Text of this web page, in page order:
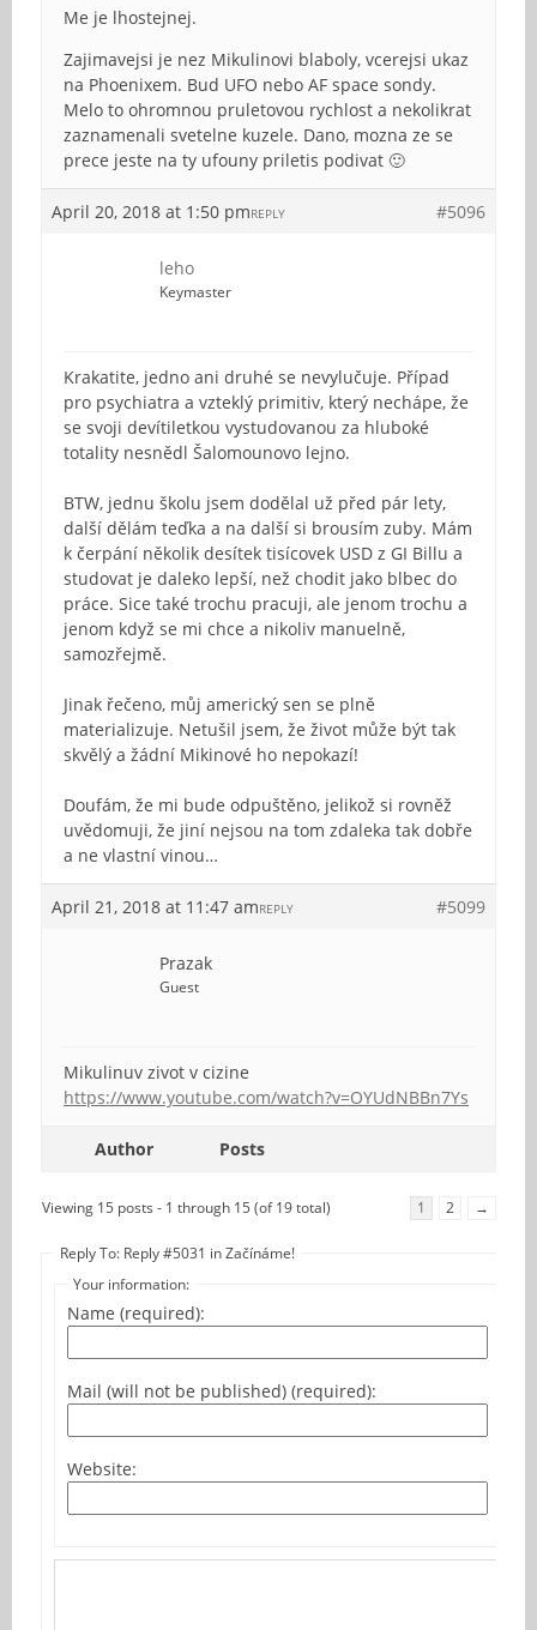
Me je lhostejnej.
Zajimavejsi je nez Mikulinovi blaboly, vcerejsi ukaz
na Phoenixem. Bud UFO nebo AF space sondy.
Melo to ohromnou pruletovou rychlost a nekolikrat
zaznamenali svetelne kuzele. Dano, mozna ze se
prece jeste na ty ufouny priletis podivat 🙂
April 20, 2018 at 1:50 pm #5096
REPLY
leho
Keymaster
Krakatite, jedno ani druhé se nevylučuje. Případ
pro psychiatra a vzteklý primitiv, který nechápe, že
se svoji devítiletkou vystudovanou za hluboké
totality nesnědl Šalomounovo lejno.
BTW, jednu školu jsem dodělal už před pár lety,
další dělám teďka a na další si brousím zuby. Mám
k čerpání několik desítek tisícovek USD z GI Billu a
studovat je daleko lepší, než chodit jako blbec do
práce. Sice také trochu pracuji, ale jenom trochu a
jenom když se mi chce a nikoliv manuelně,
samozřejmě.
Jinak řečeno, můj americký sen se plně
materializuje. Netušil jsem, že život může být tak
skvělý a žádní Mikinové ho nepokazí!
Doufám, že mi bude odpuštěno, jelikož si rovněž
uvědomuji, že jiní nejsou na tom zdaleka tak dobře
a ne vlastní vinou…
April 21, 2018 at 11:47 am #5099
REPLY
Prazak
Guest
Mikulinuv zivot v cizine
https://www.youtube.com/watch?v=OYUdNBBn7Ys
Author Posts
Viewing 15 posts - 1 through 15 (of 19 total) 1 2 →
Reply To: Reply #5031 in Začínáme!
Your information:
Name (required):
Mail (will not be published) (required):
Website: